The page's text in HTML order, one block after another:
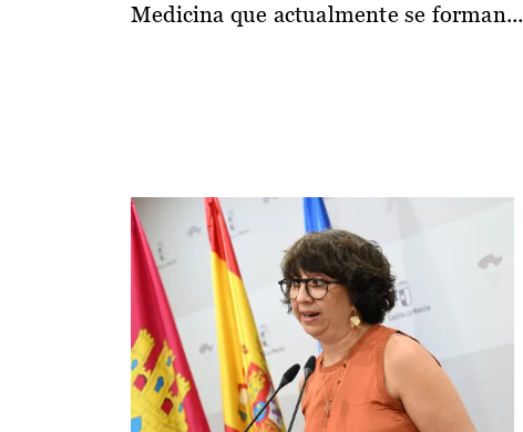
Medicina que actualmente se forman...